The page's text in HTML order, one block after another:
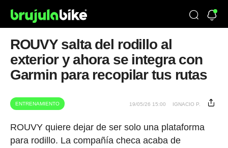
ROUVY salta del rodillo al
exterior y ahora se integra con
Garmin para recopilar tus rutas
ENTRENAMIENTO 19/05/26 15:00 IGNACIO P.
ROUVY quiere dejar de ser solo una plataforma
para rodillo. La compañía checa acaba de